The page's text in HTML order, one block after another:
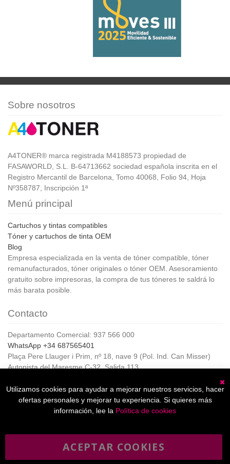
Sobre nosotros
A4TONER® marca registrada M4188573 propiedad de
FASAWORLD, S.L. B-64713662 sociedad española inscrita en el
Registro Mercantil de Barcelona, Tomo 40068, Folio 94, Hoja
Nº358787, Inscripción 1ª
Menú principal
Cartuchos y tintas compatibles
Tóner y cartuchos de tinta OEM
Blog
Empresa especializada en la venta de tóner compatible, tóner
remanufacturados, tóner originales o tóner OEM. Asesoramiento
gratuito sobre impresoras, la compra de tus tóneres te saldrá lo
más barata posible.
Contacto
Departamento Comercial: 937 566 000
WhatsApp +34 687565401
Plaça Pere Llauger i Prim, nº 18, nave 9 (Pol. Ind. Can Misser)
Autopista del Maresme C-32, Salida 113
Horario de Atención al cliente:
De lunes a jueves de 8:00 a 17:00,
Viernes de 8:00 a 15:00
Utilizamos cookies para ayudar a mejorar nuestros servicios, hacer
ofertas personales y mejorar tu experiencia. Si quieres más
información, lee la Política de cookies
ACEPTAR COOKIES